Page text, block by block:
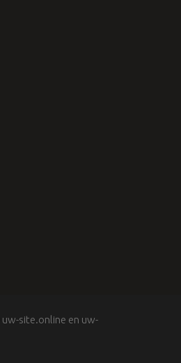
uw-site.online en uw-